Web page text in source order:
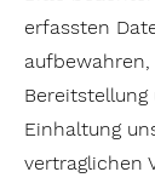
erfassten
Bereitstellung
Einhaltung
vertraglichen